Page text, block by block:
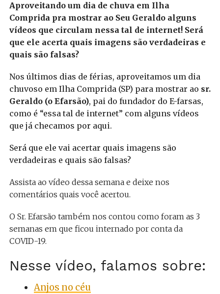
Aproveitando um dia de chuva em Ilha
Comprida pra mostrar ao Seu Geraldo alguns
vídeos que circulam nessa tal de internet! Será
que ele acerta quais imagens são verdadeiras e
quais são falsas?
Nos últimos dias de férias, aproveitamos um dia
chuvoso em Ilha Comprida (SP) para mostrar ao sr.
Geraldo (o Efarsão), pai do fundador do E-farsas,
como é “essa tal de internet” com alguns vídeos
que já checamos por aqui.
Será que ele vai acertar quais imagens são
verdadeiras e quais são falsas?
Assista ao vídeo dessa semana e deixe nos
comentários quais você acertou.
O Sr. Efarsão também nos contou como foram as 3
semanas em que ficou internado por conta da
COVID-19.
Nesse vídeo, falamos sobre:
Anjos no céu